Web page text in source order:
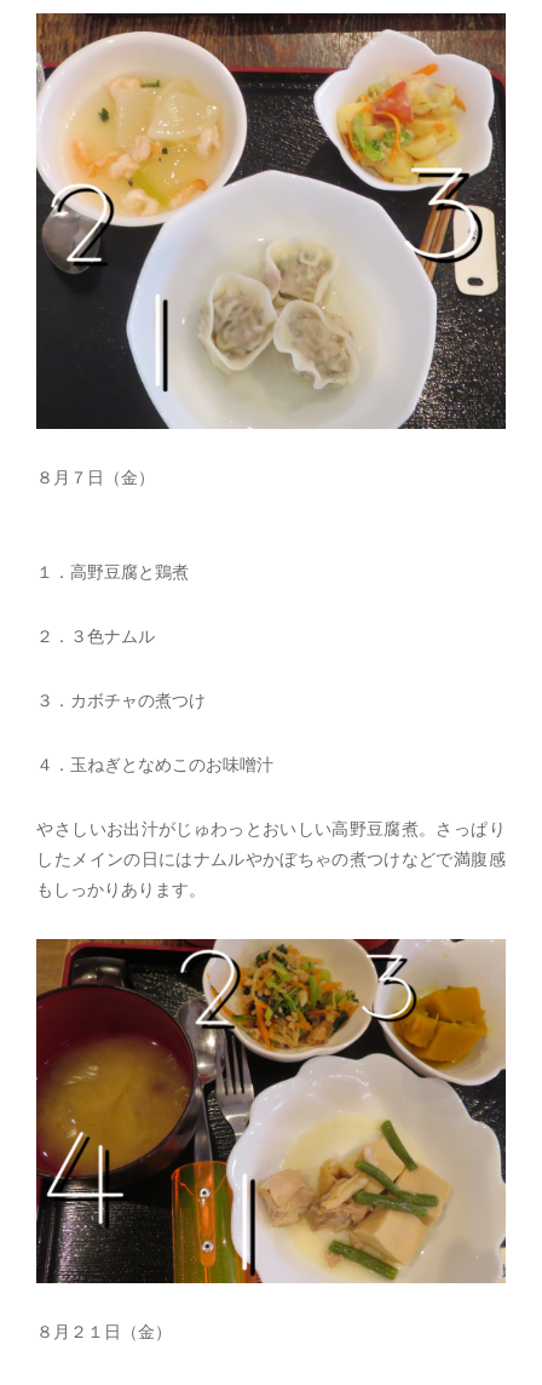
８月７日（金）
１．高野豆腐と鶏煮
２．３色ナムル
３．カボチャの煮つけ
４．玉ねぎとなめこのお味噌汁
やさしいお出汁がじゅわっとおいしい高野豆腐煮。さっぱり
したメインの日にはナムルやかぼちゃの煮つけなどで満腹感
もしっかりあります。
８月２１日（金）